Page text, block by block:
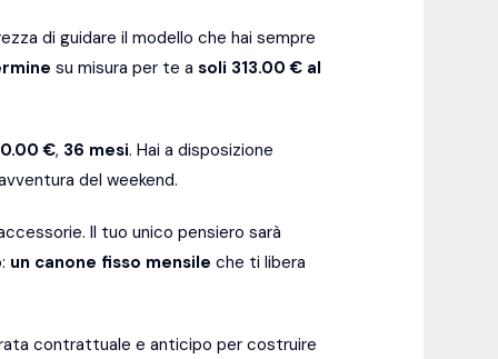
di guidare il modello che hai sempre
su misura per te asoli 313.00 € al
€, 36 mesi. Hai a disposizione
del weekend.
Il tuo unico pensiero sarà
un canone fisso mensile che ti libera
contrattuale e anticipo per costruire